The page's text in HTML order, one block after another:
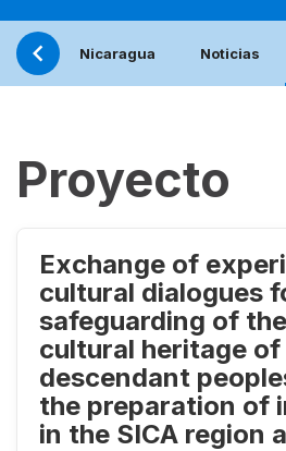
Nicaragua Noticias
Proyecto
Exchange of
cultural dialogues
safeguarding of
cultural heritage
descendant
the preparation of
in the SICA region